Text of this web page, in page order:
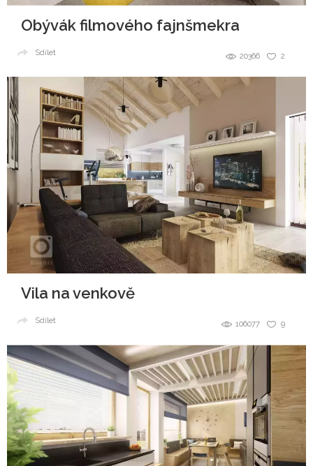
Obývák filmového fajnšmekra
2
20366
Sdílet
Vila na venkově
9
106077
Sdílet